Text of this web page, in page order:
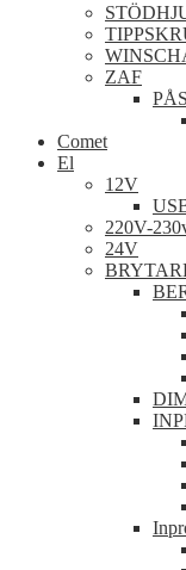
ZAF
Comet
El
12V
220V-
24V